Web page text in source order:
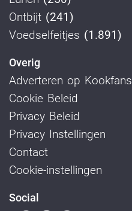
Ontbijt (241)
Voedselfeitjes (1.891)
Overig
Adverteren op Kookfans
Cookie Beleid
Privacy Beleid
Privacy Instellingen
Contact
Cookie-instellingen
Social